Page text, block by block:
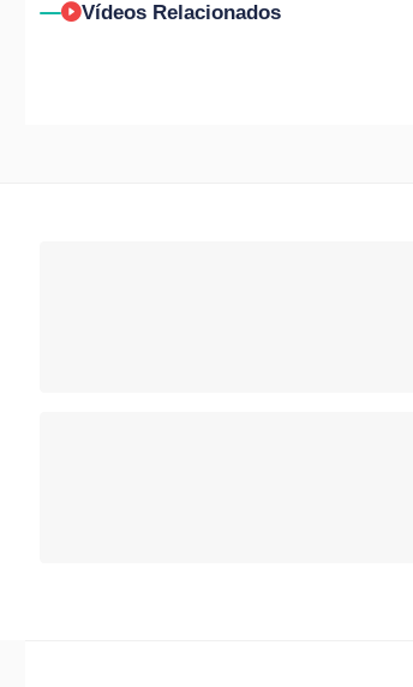
Vídeos Relacionados